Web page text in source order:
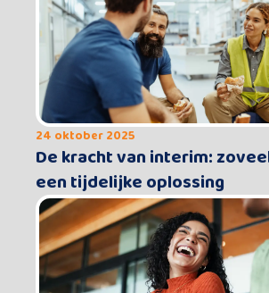
24 oktober 2025
De kracht van interim:
een tijdelijke oplossing